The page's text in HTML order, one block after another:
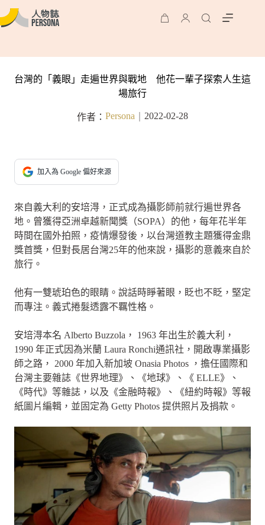
台灣的「義眼」走遍世界與戰地 他花一輩子探索人生這
場旅行
作者： Persona 2022-02-28
加入為 Google 偏好來源
來自義大利的安培淂，正式成為攝影師前就行遍世界各
地。曾獲得亞洲卓越新聞獎（SOPA）的他，每年花半年
時間在國外拍照，疫情爆發後，以台灣道教主題獲得金鼎
獎首獎，但對長居台灣25年的他來說，攝影的意義來自於
旅行。
他有一雙琥珀色的眼睛。說話時睜著眼，眨也不眨，堅定
而專注。義式捲髮透露不羈性格。
安培淂本名 Alberto Buzzola， 1963 年出生於義大利，
1990 年正式因為米蘭 Laura Ronchi通訊社，開啟專業攝影
師之路， 2000 年加入新加坡 Onasia Photos ，擔任國際和
台灣主要雜誌《世界地理》、《地球》、《 ELLE》、
《時代》等雜誌，以及《金融時報》、《紐約時報》等報
紙圖片編輯，並固定為 Getty Photos 提供照片及捐款。